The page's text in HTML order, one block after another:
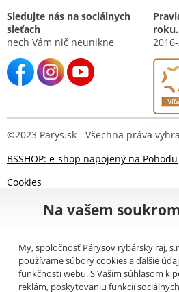
Sledujte nás na sociálnych
sieťach
nech Vám nič neunikne
roku.
©2023 Parys.sk - Všechna práva
BSSHOP: e-shop napojený na Pohodu
Cookies
Na vašem
My, spoločnosť Párysov rybársky raj,
používame súbory cookies a ďalšie
funkčnosti webu. S Vaším súhlasom k
reklám, poskytovaniu funkcií